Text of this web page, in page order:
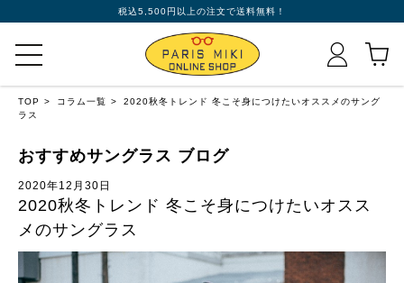
税込5,500円以上の注文で送料無料！
TOP コラム一覧
2020秋冬トレンド 冬こそ身につけたいオススメのサング
ラス
おすすめサングラス ブログ
2020年12月30日
2020秋冬トレンド 冬こそ身につけたいオスス
メのサングラス